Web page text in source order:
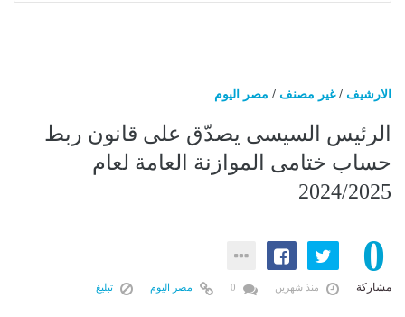
الارشيف /غير مصنف / مصر اليوم
الرئيس السيسى يصدّق على قانون ربط
حساب ختامى الموازنة العامة لعام
2024/2025
0
مشاركة منذ شهرين مصر اليوم تبليغ